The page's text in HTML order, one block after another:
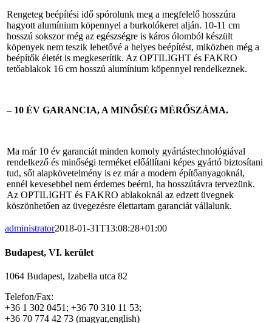
Rengeteg beépítési idő spórolunk meg a megfelelő hosszúra
hagyott alumínium köpennyel a burkolókeret alján. 10-11 cm
hosszú sokszor még az egészségre is káros ólomból készült
köpenyek nem teszik lehetővé a helyes beépítést, miközben még a
beépítők életét is megkeserítik. Az OPTILIGHT és FAKRO
tetőablakok 16 cm hosszú alumínium köpennyel rendelkeznek.
– 10 ÉV GARANCIA, A MINŐSÉG MÉRŐSZÁMA.
Ma már 10 év garanciát minden komoly gyártástechnológiával
rendelkező és minőségi terméket előállítani képes gyártó biztosítani
tud, sőt alapkövetelmény is ez már a modern építőanyagoknál,
ennél kevesebbel nem érdemes beérni, ha hosszútávra tervezünk.
Az OPTILIGHT és FAKRO ablakoknál az edzett üvegnek
köszönhetően az üvegezésre élettartam garanciát vállalunk.
administrator2018-01-31T13:08:28+01:00
Budapest, VI. kerület
1064 Budapest, Izabella utca 82
Telefon/Fax:
+36 1 302 0451; +36 70 310 11 53;
+36 70 774 42 73 (magyar,english)